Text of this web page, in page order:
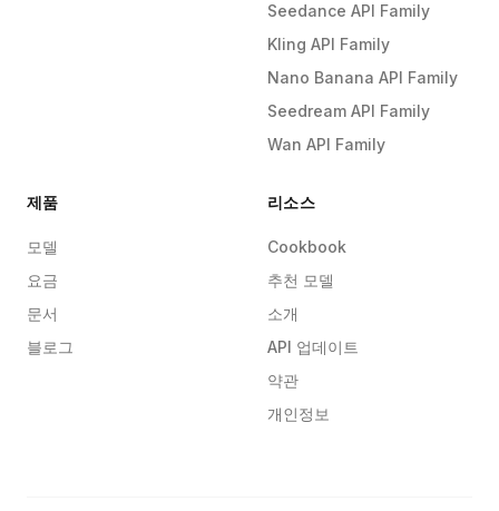
Seedance API Family
Kling API Family
Nano Banana API Family
Seedream API Family
Wan API Family
제품
모델
요금
문서
블로그
리소스
Cookbook
추천 모델
소개
API 업데이트
약관
개인정보